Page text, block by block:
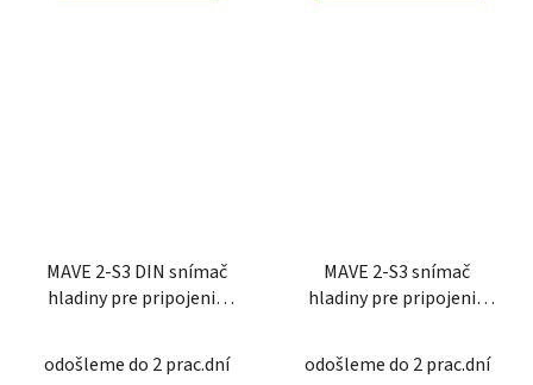
MAVE 2-S3 DIN snímač
hladiny pre pripojenie
odošleme do 2 prac.dní
MAVE 2-S3 snímač
hladiny pre pripojenie
odošleme do 2 prac.dní